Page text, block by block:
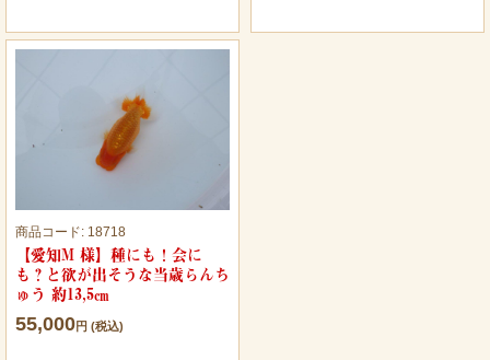
商品コード: 18718
【愛知M 様】種にも！会に
も？と欲が出そうな当歳らんち
ゅう 約13,5㎝
55,000円 (税込)